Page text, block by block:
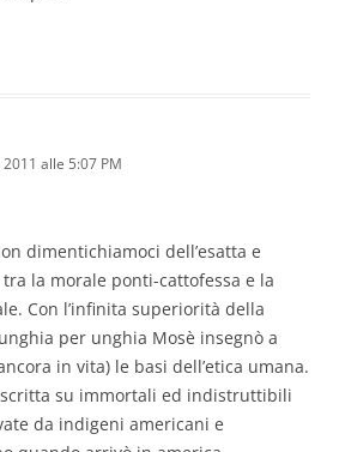
alle 5:07 PM
dimentichiamoci dell’esatta e
la morale ponti-cattofessa e la
Con l’infinita superiorità della
per unghia Mosè insegnò a
in vita) le basi dell’etica umana.
scritta su immortali ed indistruttibili
da indigeni americani e